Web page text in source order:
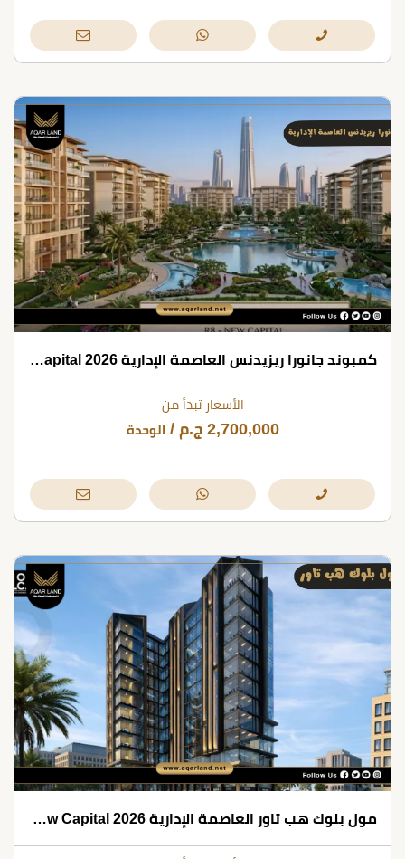
كمبوند جانورا ريزيدنس العاصمة الإدارية 2026 Janora New Capital
الأسعار تبدأ من
2,700,000 ج.م / الوحدة
مول بلوك هب تاور العاصمة الإدارية 2026 Mall Bloc Hub Tower New Capital